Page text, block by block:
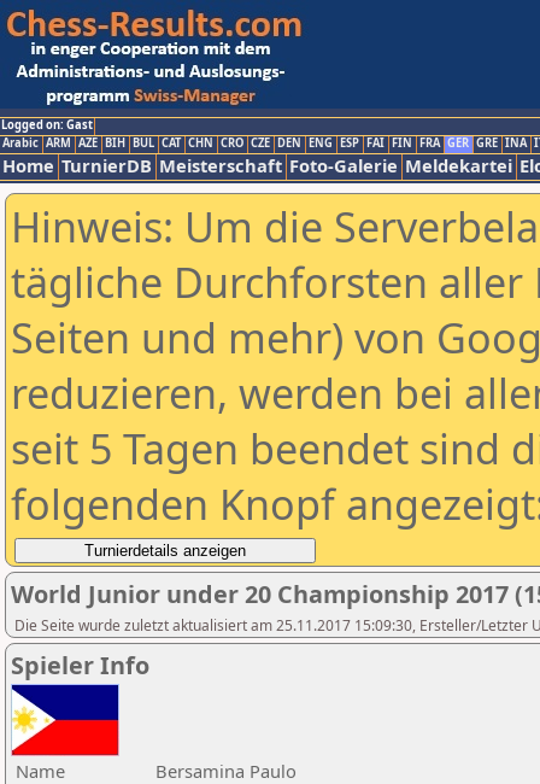
Logged on: Gast
Arabic ARM AZE BIH BUL CAT CHN CRO CZE DEN ENG ESP FAI FIN FRA GER GRE INA
Home TurnierDB Meisterschaft Foto-Galerie Meldekartei
Hinweis: Um die
tägliche Durchforsten aller
Seiten und mehr) von
reduzieren, werden bei
seit 5 Tagen beendet sind
folgenden Knopf
World Junior under 20 Championship 2017
Die Seite wurde zuletzt aktualisiert am 25.11.2017 15:09:30, Ersteller/Letzter
Spieler Info
Name
Bersamina Paulo